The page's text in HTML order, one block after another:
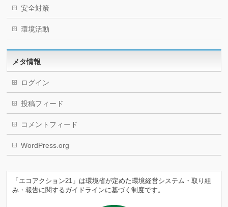
安全対策
環境活動
メタ情報
ログイン
投稿フィード
コメントフィード
WordPress.org
「エコアクション21」は環境省が定めた環境経営システム・取り組
み・報告に関するガイドラインに基づく制度です。